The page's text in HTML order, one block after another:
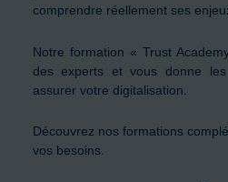
comprendre réellement ses
Notre formation « Trust
des experts et vous donne
assurer votre digitalisation.
Découvrez nos formations
vos besoins.